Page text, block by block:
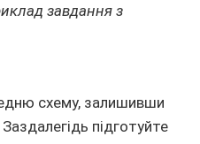
завдання з
схему, залишивши
підготуйте